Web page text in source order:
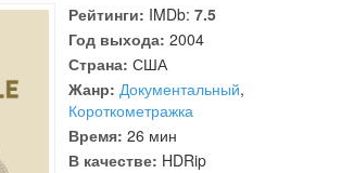
Рейтинги: IMDb: 7.5
Год выхода: 2004
Страна: США
Жанр: Документальный,
Короткометражка
Время: 26 мин
В качестве: HDRip